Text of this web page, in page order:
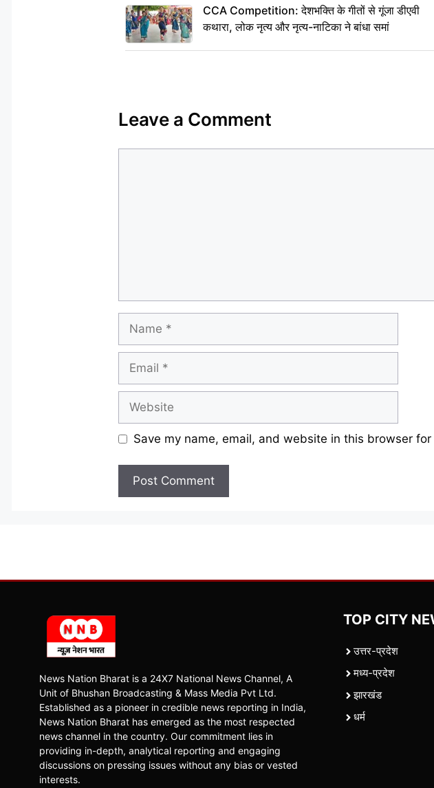
CCA Competition: देशभक्ति के गीतों से गूंजा डीएवी
कथारा, लोक नृत्य और नृत्य-नाटिका ने बांधा समां
Leave a Comment
Save my name, email, and website in this browser
News Nation Bharat is a 24X7 National News Channel, A
Unit of Bhushan Broadcasting & Mass Media Pvt Ltd.
Established as a pioneer in credible news reporting in India,
News Nation Bharat has emerged as the most respected
news channel in the country. Our commitment lies in
providing in-depth, analytical reporting and engaging
discussions on pressing issues without any bias or vested
interests.
TOP CITY
उत्तर-प्रदेश
मध्य-प्रदेश
झारखंड
धर्म